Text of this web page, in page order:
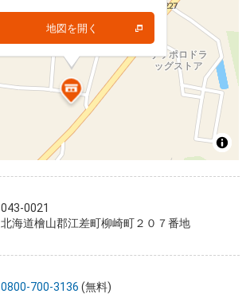
地図を開く
地図を開く
043-0021
北海道檜山郡江差町柳崎町２０７番地
0800-700-3136 (無料)